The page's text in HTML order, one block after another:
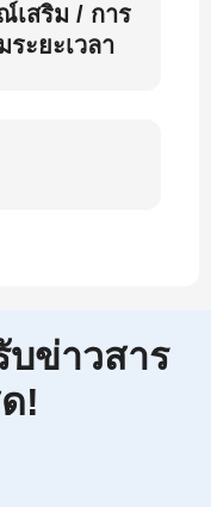
เสริม / การ
ะยะเวลา
บข่าวสาร
!